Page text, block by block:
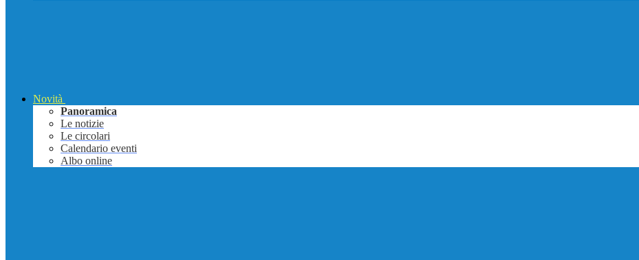
Novità
Panoramica
Le notizie
Le circolari
Calendario eventi
Albo online